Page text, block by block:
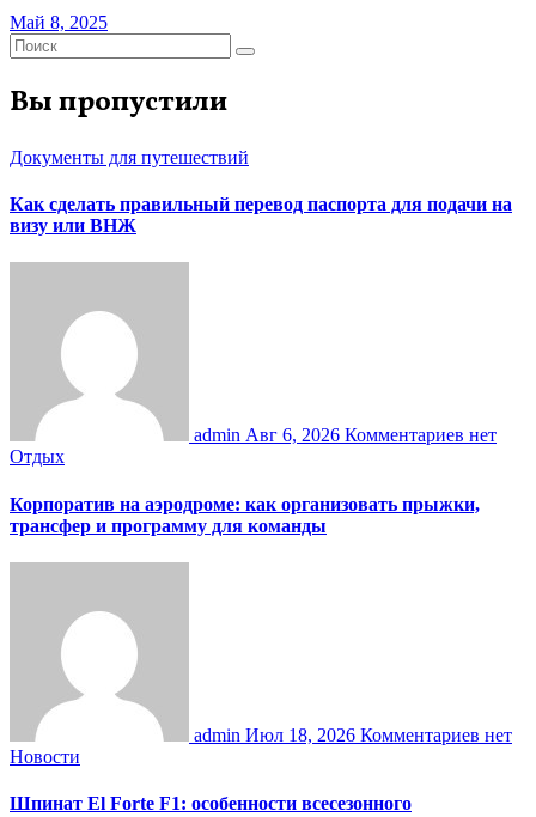
Май 8, 2025
Вы пропустили
Документы для путешествий
Как сделать правильный перевод паспорта для подачи на
визу или ВНЖ
admin Авг 6, 2026 Комментариев нет
Отдых
Корпоратив на аэродроме: как организовать прыжки,
трансфер и программу для команды
admin Июл 18, 2026 Комментариев нет
Новости
Шпинат El Forte F1: особенности всесезонного